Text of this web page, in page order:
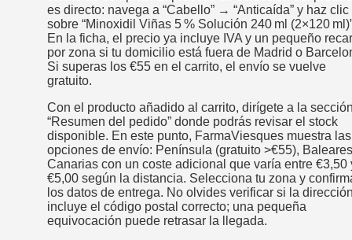
es directo: navega a “Cabello” → “Anticaída” y haz clic
sobre “Minoxidil Viñas 5 % Solución 240 ml (2×120
En la ficha, el precio ya incluye IVA y un pequeño
por zona si tu domicilio está fuera de Madrid o
Si superas los €55 en el carrito, el envío se vuelve
gratuito.
Con el producto añadido al carrito, dirígete a la
“Resumen del pedido” donde podrás revisar el stock
disponible. En este punto, FarmaViesques muestra las
opciones de envío: Península (gratuito >€55),
Canarias con un coste adicional que varía entre €3,50
€5,00 según la distancia. Selecciona tu zona y
los datos de entrega. No olvides verificar si la
incluye el código postal correcto; una pequeña
equivocación puede retrasar la llegada.